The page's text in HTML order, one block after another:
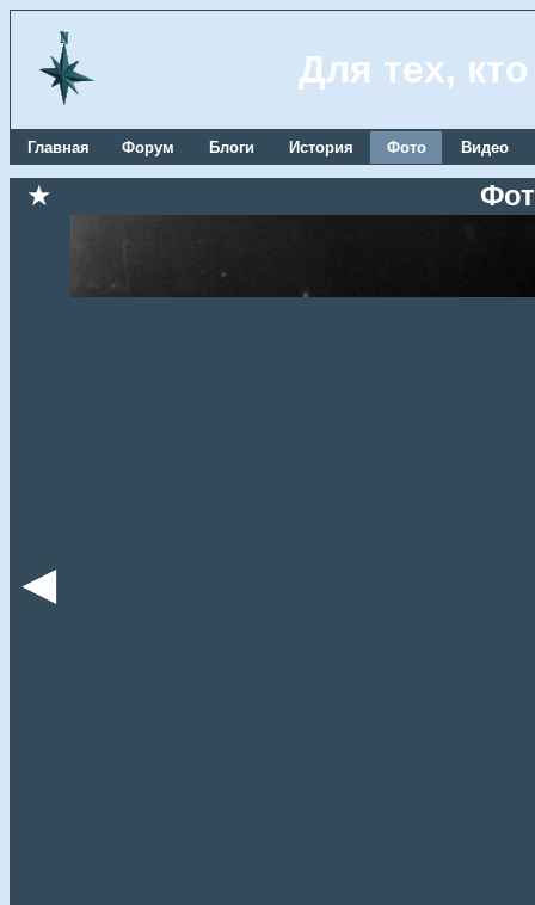
Для тех,
Главная Форум Блоги История Фото Видео
★
◄